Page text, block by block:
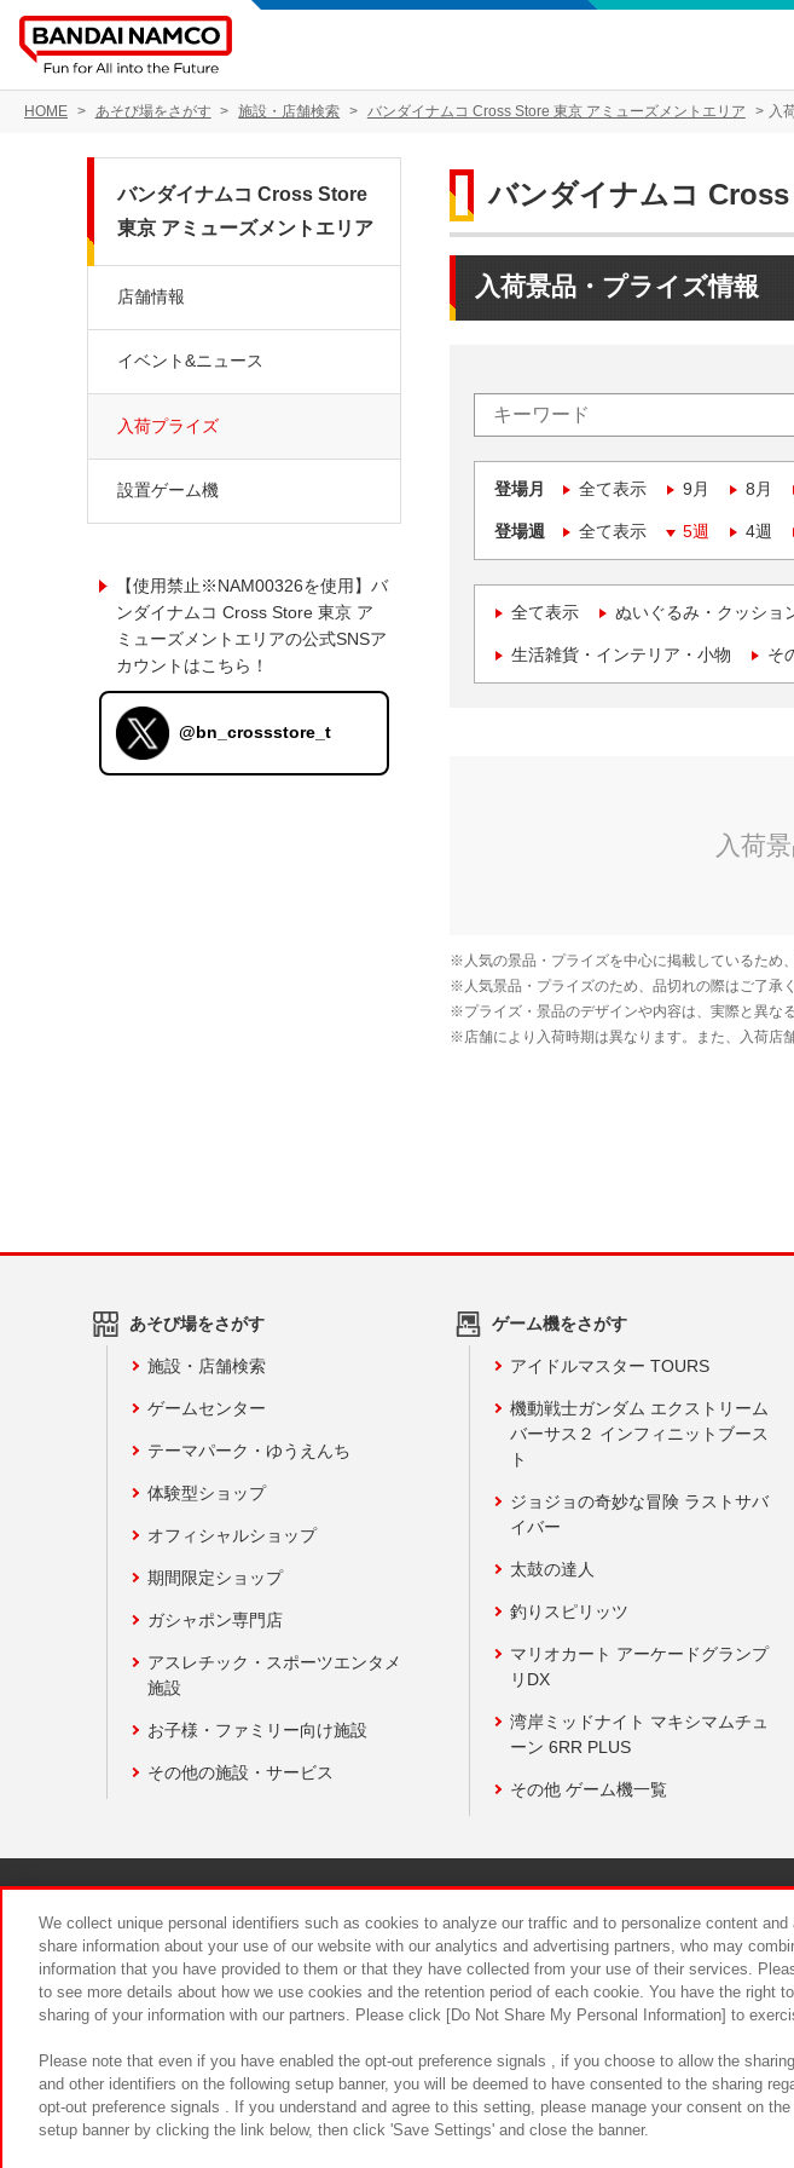
HOME あそび場をさがす 施設・店舗検索 バンダイナムコ Cross Store 東京 アミューズメントエリア 入
バンダイナムコ
入荷景品・プライズ情報
登場月 全て表示 9月 8月
登場週 全て表示 5週 4週
全て表示 ぬいぐるみ・クッショ
生活雑貨・インテリア・小物 そ
バンダイナムコ Cross Store
東京 アミューズメントエリア
店舗情報
イベント&ニュース
入荷プライズ
設置ゲーム機
【使用禁止※NAM00326を使用】バ
ンダイナムコ Cross Store 東京 ア
ミューズメントエリアの公式SNSア
カウントはこちら！
@bn_crossstore_t
あそび場をさがす
施設・店舗検索
ゲームセンター
テーマパーク・ゆうえんち
体験型ショップ
オフィシャルショップ
期間限定ショップ
ガシャポン専門店
アスレチック・スポーツエンタメ
施設
お子様・ファミリー向け施設
その他の施設・サービス
ゲーム機をさがす
アイドルマスター TOURS
機動戦士ガンダム エクストリーム
バーサス２ インフィニットブース
ト
ジョジョの奇妙な冒険 ラストサバ
イバー
太鼓の達人
釣りスピリッツ
マリオカート アーケードグランプ
リDX
湾岸ミッドナイト マキシマムチュ
ーン 6RR PLUS
その他 ゲーム機一覧
食品のご提供について カスタマーハラス
We collect unique personal identifiers such as cookies to analyze our traffic and to personalize content and
share information about your use of our website with our analytics and advertising partners, who may
information that you have provided to them or that they have collected from your use of their services.
to see more details about how we use cookies and the retention period of each cookie. You have the right
sharing of your information with our partners. Please click [Do Not Share My Personal Information] to
Please note that even if you have enabled the opt-out preference signals , if you choose to allow the
and other identifiers on the following setup banner, you will be deemed to have consented to the sharing
opt-out preference signals . If you understand and agree to this setting, please manage your consent on the
setup banner by clicking the link below, then click 'Save Settings' and close the banner.